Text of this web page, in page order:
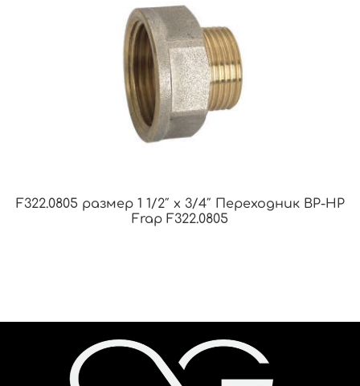
F322.0805 размер 1 1/2″ x 3/4″ Переходник ВР-НР
Frap F322.0805